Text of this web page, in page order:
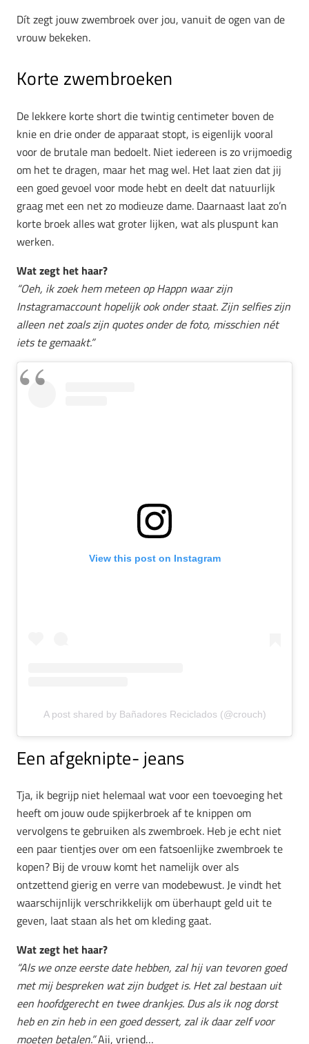
Dít zegt jouw zwembroek over jou, vanuit de ogen van de
vrouw bekeken.
Korte zwembroeken
De lekkere korte short die twintig centimeter boven de
knie en drie onder de apparaat stopt, is eigenlijk vooral
voor de brutale man bedoelt. Niet iedereen is zo vrijmoedig
om het te dragen, maar het mag wel. Het laat zien dat jij
een goed gevoel voor mode hebt en deelt dat natuurlijk
graag met een net zo modieuze dame. Daarnaast laat zo’n
korte broek alles wat groter lijken, wat als pluspunt kan
werken.
Wat zegt het haar?
“Oeh, ik zoek hem meteen op Happn waar zijn
Instagramaccount hopelijk ook onder staat. Zijn selfies zijn
alleen net zoals zijn quotes onder de foto, misschien nét
iets te gemaakt.”
View this post on Instagram
A post shared by Bañadores Reciclados (@crouch)
Een afgeknipte- jeans
Tja, ik begrijp niet helemaal wat voor een toevoeging het
heeft om jouw oude spijkerbroek af te knippen om
vervolgens te gebruiken als zwembroek. Heb je echt niet
een paar tientjes over om een fatsoenlijke zwembroek te
kopen? Bij de vrouw komt het namelijk over als
ontzettend gierig en verre van modebewust. Je vindt het
waarschijnlijk verschrikkelijk om überhaupt geld uit te
geven, laat staan als het om kleding gaat.
Wat zegt het haar?
“Als we onze eerste date hebben, zal hij van tevoren goed
met mij bespreken wat zijn budget is. Het zal bestaan uit
een hoofdgerecht en twee drankjes. Dus als ik nog dorst
heb en zin heb in een goed dessert, zal ik daar zelf voor
moeten betalen.”Aii, vriend…